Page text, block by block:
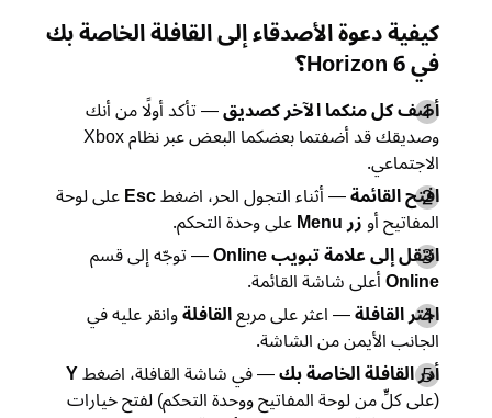
كيفية دعوة الأصدقاء إلى القافلة الخاصة بك
في Horizon 6؟
أضف كل منكما الآخر كصديق— تأكد أولًا من أنك
وصديقك قد أضفتما بعضكما البعض عبر نظام Xbox
الاجتماعي.
افتح القائمة— أثناء التجول الحر، اضغطEscعلى لوحة
المفاتيح أوزر Menu
على وحدة التحكم.
انتقل إلى علامة تبويب Online
— توجّه إلى قسم
Onlineأعلى شاشة القائمة.
اختر القافلة— اعثر على مربعالقافلةوانقر عليه في
الجانب الأيمن من الشاشة.
أدر القافلة الخاصة بك— في شاشة القافلة، اضغطY
(على كلٍّ من لوحة المفاتيح ووحدة التحكم) لفتح خيارات